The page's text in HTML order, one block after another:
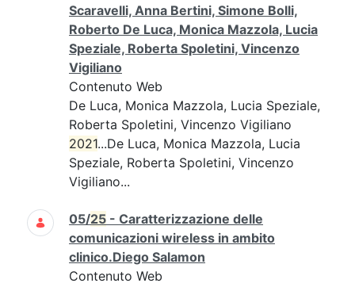
Scaravelli, Anna Bertini, Simone Bolli,
Roberto De Luca, Monica Mazzola, Lucia
Speziale, Roberta Spoletini, Vincenzo
Vigiliano
Contenuto Web
De Luca, Monica Mazzola, Lucia Speziale,
Roberta Spoletini, Vincenzo Vigiliano
2021...De Luca, Monica Mazzola, Lucia
Speziale, Roberta Spoletini, Vincenzo
Vigiliano...
05/25 - Caratterizzazione delle
comunicazioni wireless in ambito
clinico.Diego Salamon
Contenuto Web